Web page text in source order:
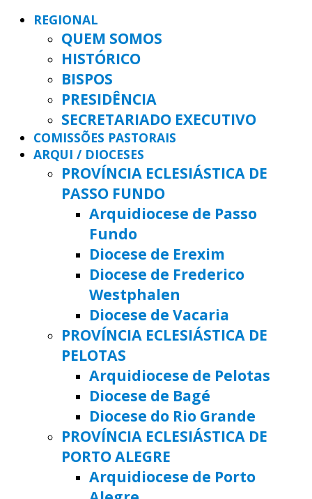
REGIONAL
QUEM SOMOS
HISTÓRICO
BISPOS
PRESIDÊNCIA
SECRETARIADO EXECUTIVO
COMISSÕES PASTORAIS
ARQUI / DIOCESES
PROVÍNCIA ECLESIÁSTICA DE
PASSO FUNDO
Arquidiocese de Passo
Fundo
Diocese de Erexim
Diocese de Frederico
Westphalen
Diocese de Vacaria
PROVÍNCIA ECLESIÁSTICA DE
PELOTAS
Arquidiocese de Pelotas
Diocese de Bagé
Diocese do Rio Grande
PROVÍNCIA ECLESIÁSTICA DE
PORTO ALEGRE
Arquidiocese de Porto